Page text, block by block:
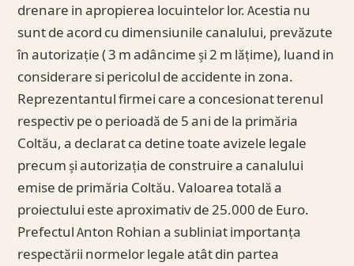
drenare in apropierea locuintelor lor. Acestia nu
sunt de acord cu dimensiunile canalului, prevăzute
în autorizaṭie ( 3 m adâncime și 2 m lăṭime), luand in
considerare si pericolul de accidente in zona.
Reprezentantul firmei care a concesionat terenul
respectiv pe o perioadă de 5 ani de la primăria
Coltău, a declarat ca detine toate avizele legale
precum și autorizaṭia de construire a canalului
emise de primăria Coltău. Valoarea totală a
proiectului este aproximativ de 25.000 de Euro.
Prefectul Anton Rohian a subliniat importanṭa
respectării normelor legale atât din partea